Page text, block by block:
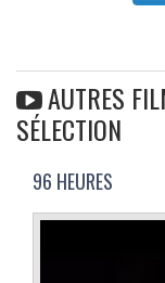
AUTRES
SÉLECTION
96 HEURES